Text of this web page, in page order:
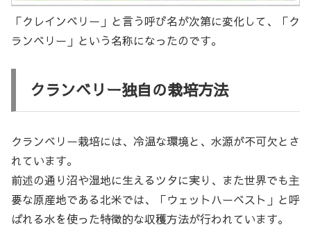
「クレインベリー」と言う呼び名が次第に変化して、「ク
ランベリー」という名称になったのです。
クランベリー独自の栽培方法
クランベリー栽培には、冷温な環境と、水源が不可欠とさ
れています。
前述の通り沼や湿地に生えるツタに実り、また世界でも主
要な原産地である北米では、「ウェットハーベスト」と呼
ばれる水を使った特徴的な収穫方法が行われています。